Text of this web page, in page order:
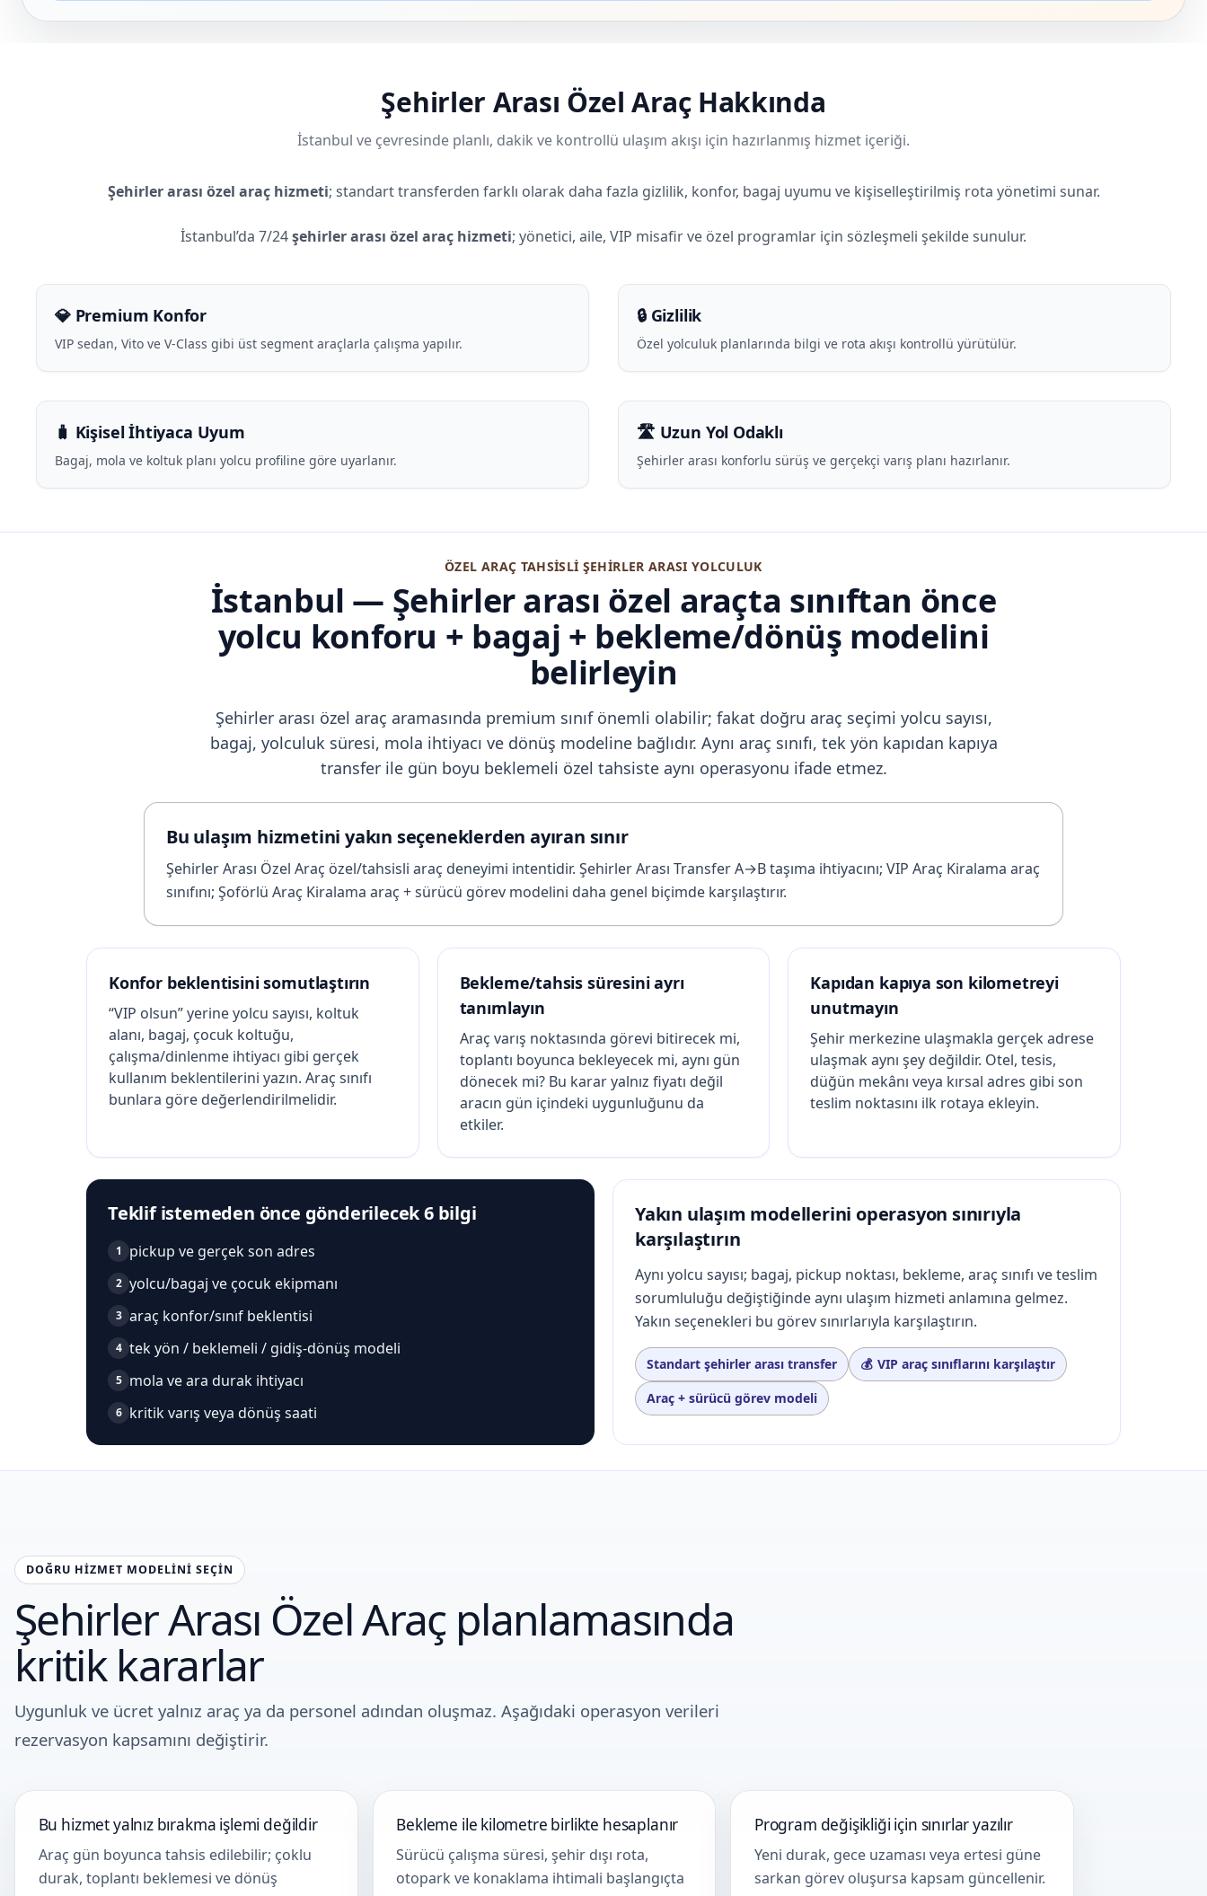
Şehirler Arası Özel Araç Hakkında
İstanbul ve çevresinde planlı, dakik ve kontrollü ulaşım akışı için hazırlanmış hizmet içeriği.
Şehirler arası özel araç hizmeti; standart transferden farklı olarak daha fazla gizlilik, konfor, bagaj uyumu ve kişiselleştirilmiş rota yönetimi sunar.
İstanbul’da 7/24şehirler arası özel araç hizmeti; yönetici, aile, VIP misafir ve özel programlar için sözleşmeli şekilde sunulur.
💎 Premium Konfor
VIP sedan, Vito ve V-Class gibi üst segment araçlarla çalışma yapılır.
🔒 Gizlilik
Özel yolculuk planlarında bilgi ve rota akışı kontrollü yürütülür.
🧳 Kişisel İhtiyaca Uyum
Bagaj, mola ve koltuk planı yolcu profiline göre uyarlanır.
🛣️ Uzun Yol Odaklı
Şehirler arası konforlu sürüş ve gerçekçi varış planı hazırlanır.
ÖZEL ARAÇ TAHSISLI ŞEHIRLER ARASI YOLCULUK
İstanbul — Şehirler arası özel araçta sınıftan önce
yolcu konforu + bagaj + bekleme/dönüş modelini
belirleyin
Şehirler arası özel araç aramasında premium sınıf önemli olabilir; fakat doğru araç seçimi yolcu sayısı,
bagaj, yolculuk süresi, mola ihtiyacı ve dönüş modeline bağlıdır. Aynı araç sınıfı, tek yön kapıdan kapıya
transfer ile gün boyu beklemeli özel tahsiste aynı operasyonu ifade etmez.
Bu ulaşım hizmetini yakın seçeneklerden ayıran sınır
Şehirler Arası Özel Araç özel/tahsisli araç deneyimi intentidir. Şehirler Arası Transfer A→B taşıma ihtiyacını; VIP Araç Kiralama araç
sınıfını; Şoförlü Araç Kiralama araç + sürücü görev modelini daha genel biçimde karşılaştırır.
Konfor beklentisini somutlaştırın
“VIP olsun” yerine yolcu sayısı, koltuk
alanı, bagaj, çocuk koltuğu,
çalışma/dinlenme ihtiyacı gibi gerçek
kullanım beklentilerini yazın. Araç sınıfı
bunlara göre değerlendirilmelidir.
Bekleme/tahsis süresini ayrı
tanımlayın
Araç varış noktasında görevi bitirecek mi,
toplantı boyunca bekleyecek mi, aynı gün
dönecek mi? Bu karar yalnız fiyatı değil
aracın gün içindeki uygunluğunu da
etkiler.
Kapıdan kapıya son kilometreyi
unutmayın
Şehir merkezine ulaşmakla gerçek adrese
ulaşmak aynı şey değildir. Otel, tesis,
düğün mekânı veya kırsal adres gibi son
teslim noktasını ilk rotaya ekleyin.
Teklif istemeden önce gönderilecek 6 bilgi
1 pickup ve gerçek son adres
2 yolcu/bagaj ve çocuk ekipmanı
3 araç konfor/sınıf beklentisi
4 tek yön / beklemeli / gidiş-dönüş modeli
5 mola ve ara durak ihtiyacı
6 kritik varış veya dönüş saati
Yakın ulaşım modellerini operasyon sınırıyla
karşılaştırın
Aynı yolcu sayısı; bagaj, pickup noktası, bekleme, araç sınıfı ve teslim
sorumluluğu değiştiğinde aynı ulaşım hizmeti anlamına gelmez.
Yakın seçenekleri bu görev sınırlarıyla karşılaştırın.
Standart şehirler arası transfer
VIP araç sınıflarını karşılaştır
Araç + sürücü görev modeli
DOĞRU HIZMET MODELINI SEÇIN
Şehirler Arası Özel Araç planlamasında
kritik kararlar
Uygunluk ve ücret yalnız araç ya da personel adından oluşmaz. Aşağıdaki operasyon verileri
rezervasyon kapsamını değiştirir.
Bu hizmet yalnız bırakma işlemi değildir
Araç gün boyunca tahsis edilebilir; çoklu
durak, toplantı beklemesi ve dönüş
Bekleme ile kilometre birlikte hesaplanır
Sürücü çalışma süresi, şehir dışı rota,
otopark ve konaklama ihtimali başlangıçta
Program değişikliği için sınırlar yazılır
Yeni durak, gece uzaması veya ertesi güne
sarkan görev oluşursa kapsam güncellenir.